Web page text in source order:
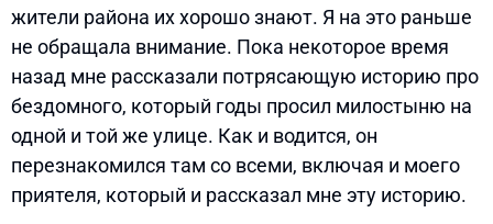
жители района их хорошо знают. Я на это раньше
не обращала внимание. Пока некоторое время
назад мне рассказали потрясающую историю про
бездомного, который годы просил милостыню на
одной и той же улице. Как и водится, он
перезнакомился там со всеми, включая и моего
приятеля, который и рассказал мне эту историю.